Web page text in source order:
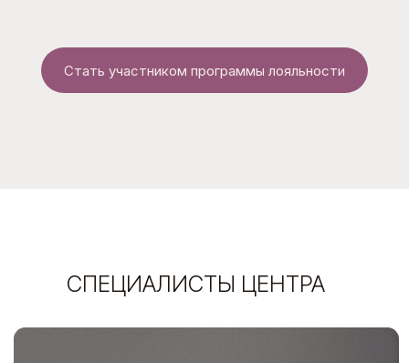
Стать участником программы лояльности
Главный врач. Врач-дерматолог, косметолог,
Кузовлева Евгения